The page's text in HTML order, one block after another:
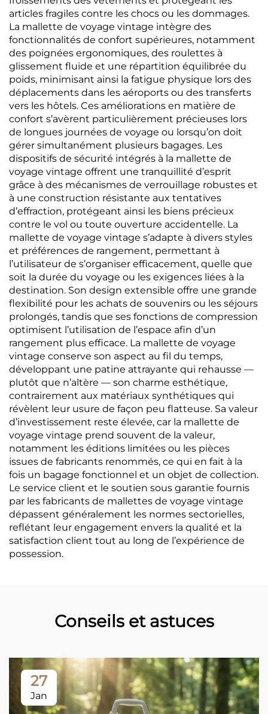
articles fragiles contre les chocs ou les dommages.
La mallette de voyage vintage intègre des
fonctionnalités de confort supérieures, notamment
des poignées ergonomiques, des roulettes à
glissement fluide et une répartition équilibrée du
poids, minimisant ainsi la fatigue physique lors des
déplacements dans les aéroports ou des transferts
vers les hôtels. Ces améliorations en matière de
confort s’avèrent particulièrement précieuses lors
de longues journées de voyage ou lorsqu’on doit
gérer simultanément plusieurs bagages. Les
dispositifs de sécurité intégrés à la mallette de
voyage vintage offrent une tranquillité d’esprit
grâce à des mécanismes de verrouillage robustes et
à une construction résistante aux tentatives
d’effraction, protégeant ainsi les biens précieux
contre le vol ou toute ouverture accidentelle. La
mallette de voyage vintage s’adapte à divers styles
et préférences de rangement, permettant à
l’utilisateur de s’organiser efficacement, quelle que
soit la durée du voyage ou les exigences liées à la
destination. Son design extensible offre une grande
flexibilité pour les achats de souvenirs ou les séjours
prolongés, tandis que ses fonctions de compression
optimisent l’utilisation de l’espace afin d’un
rangement plus efficace. La mallette de voyage
vintage conserve son aspect au fil du temps,
développant une patine attrayante qui rehausse —
plutôt que n’altère — son charme esthétique,
contrairement aux matériaux synthétiques qui
révèlent leur usure de façon peu flatteuse. Sa valeur
d’investissement reste élevée, car la mallette de
voyage vintage prend souvent de la valeur,
notamment les éditions limitées ou les pièces
issues de fabricants renommés, ce qui en fait à la
fois un bagage fonctionnel et un objet de collection.
Le service client et le soutien sous garantie fournis
par les fabricants de mallettes de voyage vintage
dépassent généralement les normes sectorielles,
reflétant leur engagement envers la qualité et la
satisfaction client tout au long de l’expérience de
possession.
Conseils et astuces
27
Jan